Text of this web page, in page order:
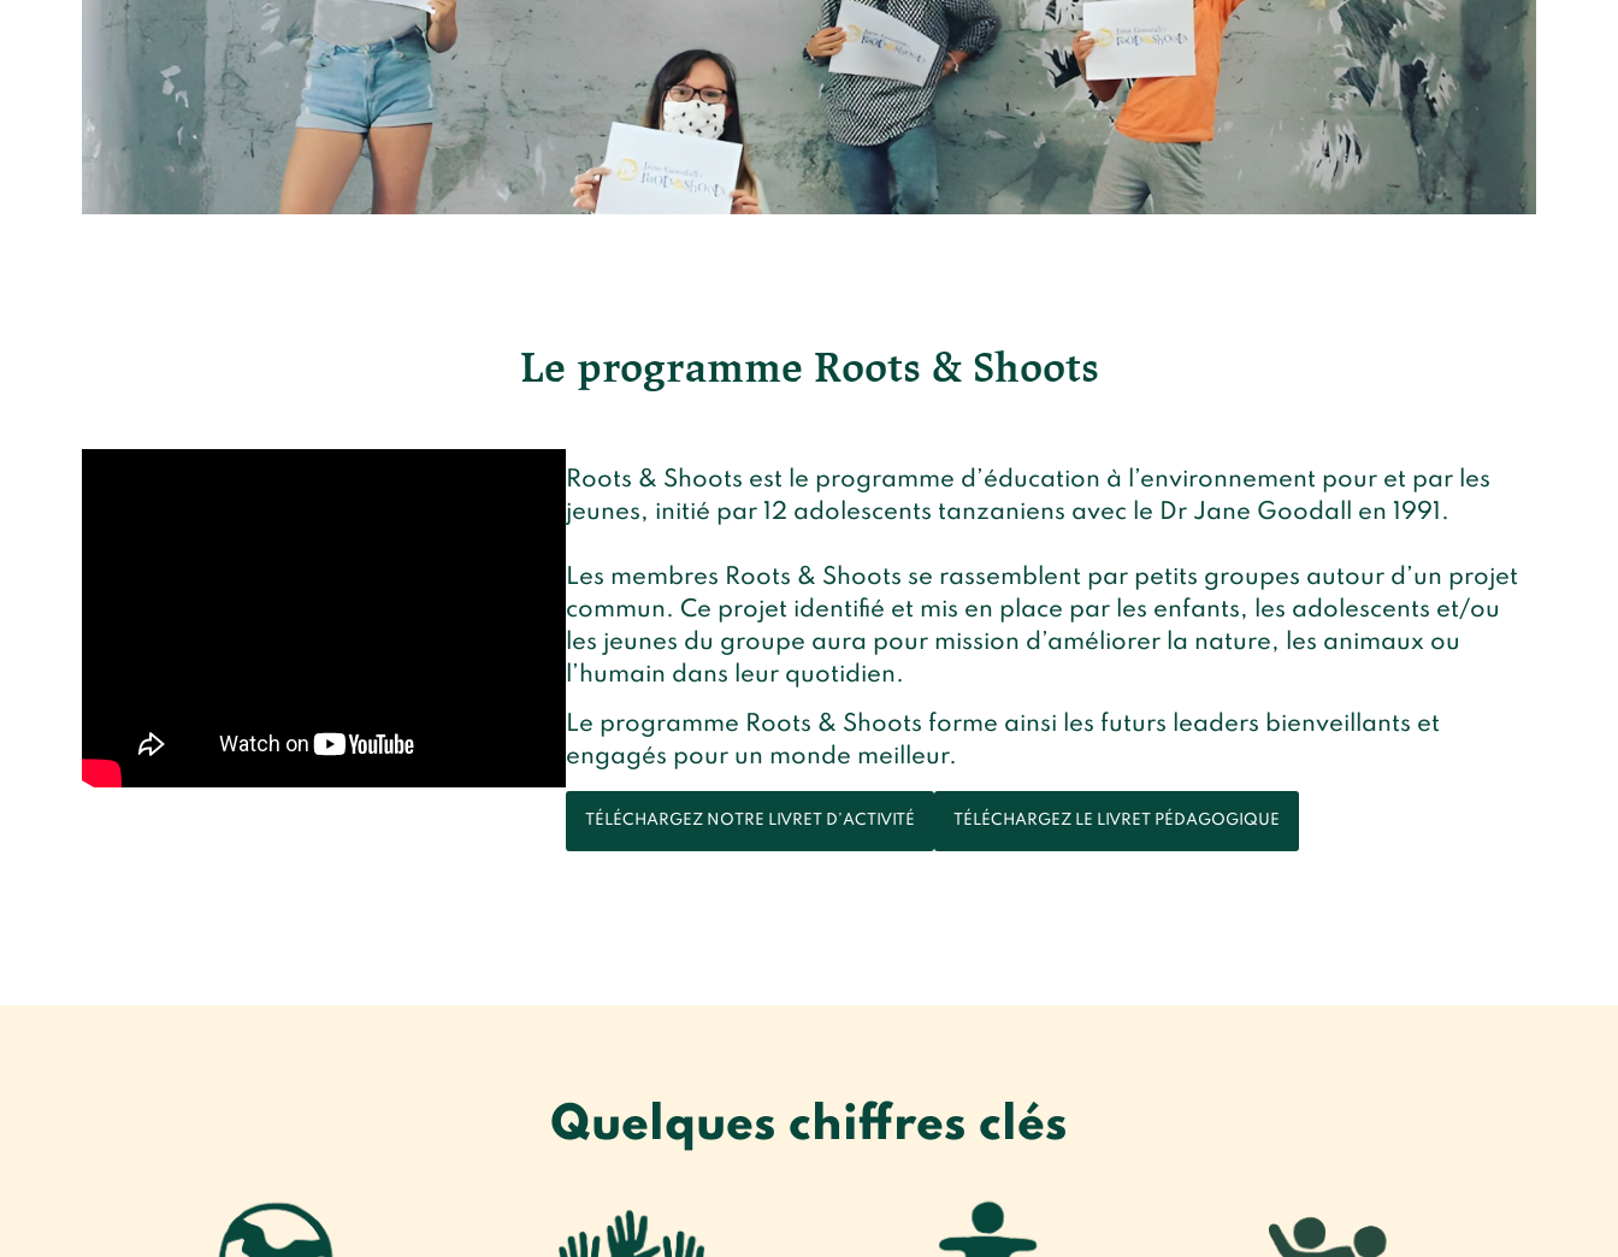
Le programme Roots & Shoots
Roots & Shoots est le programme d’éducation à l’environnement pour et par les
jeunes, initié par 12 adolescents tanzaniens avec le Dr Jane Goodall en 1991.
Les membres Roots & Shoots se rassemblent par petits groupes autour d’un projet
commun. Ce projet identifié et mis en place par les enfants, les adolescents et/ou
les jeunes du groupe aura pour mission d’améliorer la nature, les animaux ou
l’humain dans leur quotidien.
Le programme Roots & Shoots forme ainsi les futurs leaders bienveillants et
engagés pour un monde meilleur.
TÉLÉCHARGEZ NOTRE LIVRET D’ACTIVITÉ TÉLÉCHARGEZ LE LIVRET PÉDAGOGIQUE
Quelques chiffres clés